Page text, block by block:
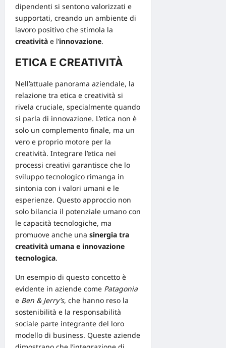
dipendenti si sentono valorizzati e
supportati, creando un ambiente di
lavoro positivo che stimola la
creatività e l’innovazione.
ETICA E CREATIVITÀ
Nell’attuale panorama aziendale, la
relazione tra etica e creatività si
rivela cruciale, specialmente quando
si parla di innovazione. L’etica non è
solo un complemento finale, ma un
vero e proprio motore per la
creatività. Integrare l’etica nei
processi creativi garantisce che lo
sviluppo tecnologico rimanga in
sintonia con i valori umani e le
esperienze. Questo approccio non
solo bilancia il potenziale umano con
le capacità tecnologiche, ma
promuove anche una sinergia tra
creatività umana e innovazione
tecnologica.
Un esempio di questo concetto è
evidente in aziende come Patagonia
e Ben & Jerry’s, che hanno reso la
sostenibilità e la responsabilità
sociale parte integrante del loro
modello di business. Queste aziende